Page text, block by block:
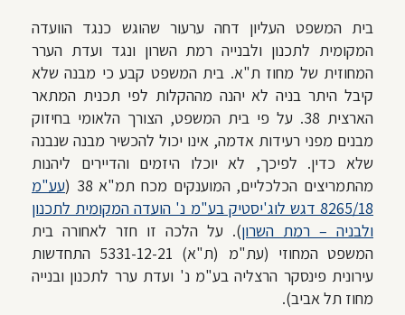
בית המשפט העליון דחה ערעור שהוגש כנגד הוועדה
המקומית לתכנון ולבנייה רמת השרון ונגד ועדת הערר
המחוזית של מחוז ת"א. בית המשפט קבע כי מבנה שלא
קיבל היתר בניה לא יהנה מההקלות לפי תכנית המתאר
הארצית 38. על פי בית המשפט, הצורך הלאומי בחיזוק
מבנים מפני רעידות אדמה, אינו יכול להכשיר מבנה שנבנה
שלא כדין. לפיכך, לא יוכלו היזמים והדיירים ליהנות
מהתמריצים הכלכליים, המוענקים מכח תמ"א 38 (
עע"מ
8265/18 דגש לוג'יסטיק בע"מ נ' הועדה המקומית לתכנון
ולבניה – רמת השרון‏). על הלכה זו חזר לאחורה בית
המשפט המחוזי (
עת"מ (ת"א) 5331-12-21 התחדשות
עירונית פינסקר הרצליה בע"מ נ' ועדת ערר לתכנון ובנייה
מחוז תל אביב).